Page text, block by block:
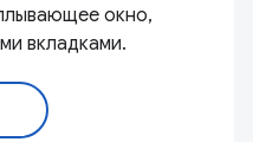
окно,
вкладками.